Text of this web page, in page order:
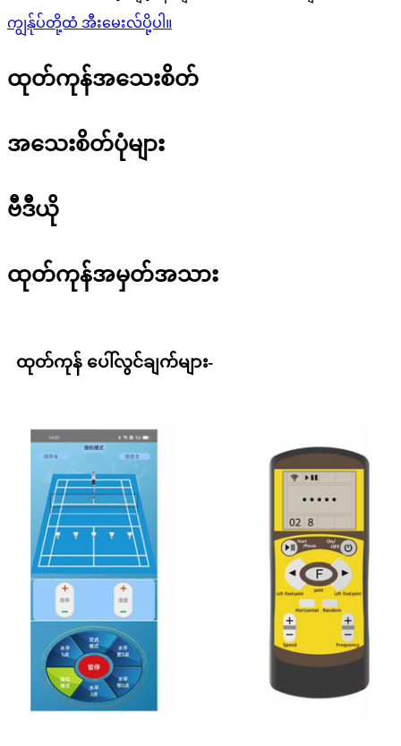
ကျွန်ုပ်တို့ထံ အီးမေးလ်ပို့ပါ။
ထုတ်ကုန်အသေးစိတ်
အသေးစိတ်ပုံများ
ဗီဒီယို
ထုတ်ကုန်အမှတ်အသား
ထုတ်ကုန် ပေါ်လွင်ချက်များ-